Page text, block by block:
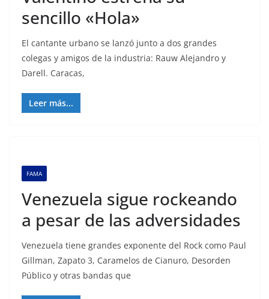
sencillo «Hola»
El cantante urbano se lanzó junto a dos grandes
colegas y amigos de la industria: Rauw Alejandro y
Darell. Caracas,
Leer más...
FAMA
Venezuela sigue rockeando
a pesar de las adversidades
Venezuela tiene grandes exponente del Rock como Paul
Gillman, Zapato 3, Caramelos de Cianuro, Desorden
Público y otras bandas que